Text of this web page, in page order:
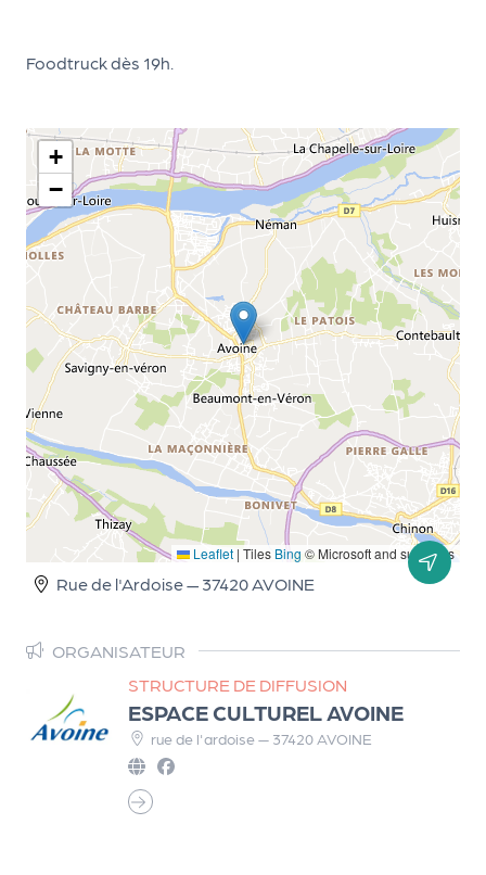
Foodtruck dès 19h.
+
−
Leaflet | TilesBing © Microsoft and suppliers
Rue de l'Ardoise — 37420 AVOINE
ORGANISATEUR
STRUCTURE DE DIFFUSION
ESPACE CULTUREL AVOINE
rue de l'ardoise — 37420 AVOINE
N
se
rvi
ce
s
e
k
it
d
e
o
g
n
s